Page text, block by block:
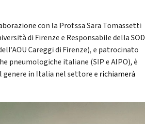
con la Prof.ssa Sara Tomassetti
di Firenze e Responsabile della SOD
Careggi di Firenze), e patrocinato
pneumologiche italiane (SIP e AIPO), è
in Italia nel settore e richiamerà